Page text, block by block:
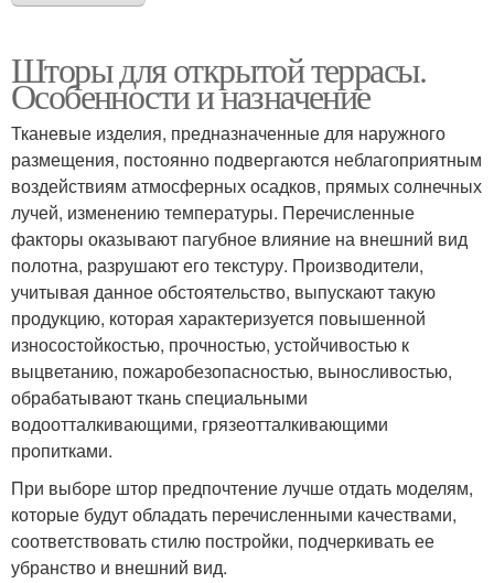
Шторы для открытой террасы.
Особенности и назначение
Тканевые изделия, предназначенные для наружного
размещения, постоянно подвергаются неблагоприятным
воздействиям атмосферных осадков, прямых солнечных
лучей, изменению температуры. Перечисленные
факторы оказывают пагубное влияние на внешний вид
полотна, разрушают его текстуру. Производители,
учитывая данное обстоятельство, выпускают такую
продукцию, которая характеризуется повышенной
износостойкостью, прочностью, устойчивостью к
выцветанию, пожаробезопасностью, выносливостью,
обрабатывают ткань специальными
водоотталкивающими, грязеотталкивающими
пропитками.
При выборе штор предпочтение лучше отдать моделям,
которые будут обладать перечисленными качествами,
соответствовать стилю постройки, подчеркивать ее
убранство и внешний вид.